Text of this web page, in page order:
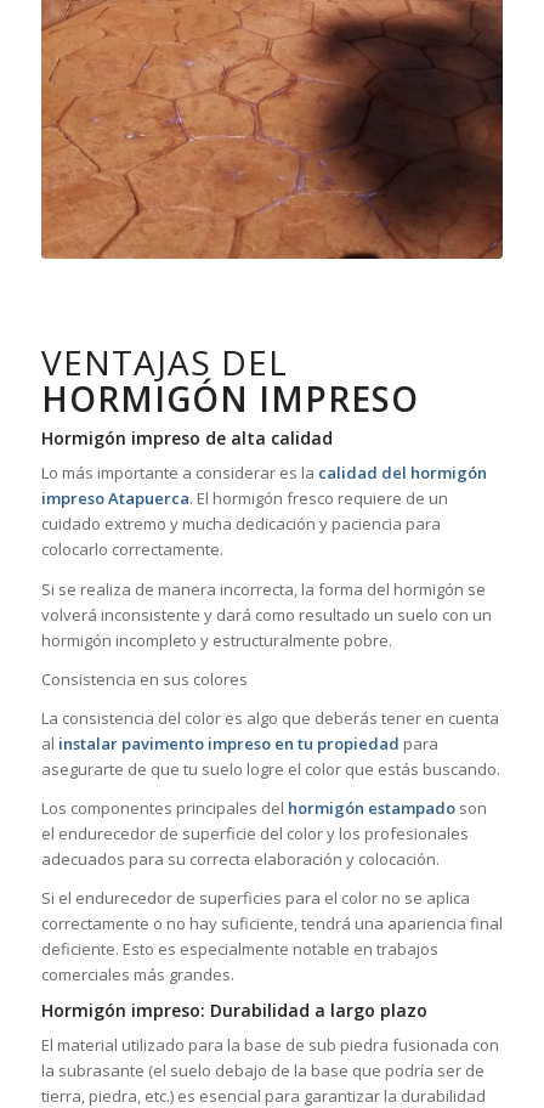
VENTAJAS DEL
HORMIGÓN IMPRESO
Hormigón impreso de alta calidad
Lo más importante a considerar es la calidad del hormigón
impreso Atapuerca. El hormigón fresco requiere de un
cuidado extremo y mucha dedicación y paciencia para
colocarlo correctamente.
Si se realiza de manera incorrecta, la forma del hormigón se
volverá inconsistente y dará como resultado un suelo con un
hormigón incompleto y estructuralmente pobre.
Consistencia en sus colores
La consistencia del color es algo que deberás tener en cuenta
al instalar pavimento impreso en tu propiedad para
asegurarte de que tu suelo logre el color que estás buscando.
Los componentes principales del hormigón estampadoson
el endurecedor de superficie del color y los profesionales
adecuados para su correcta elaboración y colocación.
Si el endurecedor de superficies para el color no se aplica
correctamente o no hay suficiente, tendrá una apariencia final
deficiente. Esto es especialmente notable en trabajos
comerciales más grandes.
Hormigón impreso: Durabilidad a largo plazo
El material utilizado para la base de sub piedra fusionada con
la subrasante (el suelo debajo de la base que podría ser de
tierra, piedra, etc.) es esencial para garantizar la durabilidad